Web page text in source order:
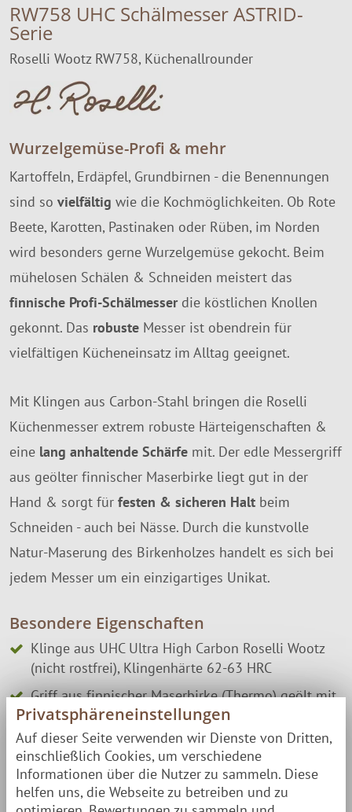
RW758 UHC Schälmesser ASTRID-
Serie
Roselli Wootz RW758, Küchenallrounder
Wurzelgemüse-Profi & mehr
Kartoffeln, Erdäpfel, Grundbirnen - die Benennungen
sind so vielfältig wie die Kochmöglichkeiten. Ob Rote
Beete, Karotten, Pastinaken oder Rüben, im Norden
wird besonders gerne Wurzelgemüse gekocht. Beim
mühelosen Schälen & Schneiden meistert das
finnische Profi-Schälmesserdie köstlichen Knollen
gekonnt. Das robuste Messer ist obendrein für
vielfältigen Kücheneinsatz im Alltag geeignet.
Mit Klingen aus Carbon-Stahl bringen die Roselli
Küchenmesser extrem robuste Härteigenschaften &
eine lang anhaltende Schärfe mit. Der edle Messergriff
aus geölter finnischer Maserbirke liegt gut in der
Hand & sorgt für festen & sicheren Halt beim
Schneiden - auch bei Nässe. Durch die kunstvolle
Natur-Maserung des Birkenholzes handelt es sich bei
jedem Messer um ein einzigartiges Unikat.
Besondere Eigenschaften
Klinge aus UHC Ultra High Carbon Roselli Wootz
(nicht rostfrei), Klingenhärte 62-63 HRC
Griff aus finnischer Maserbirke (Thermo) geölt mit
Leinsamenöl
inkl. hochwertiger Messer-Halter aus Birke (mit
Leinsamenöl behandelt)
Eckdaten
Privatsphäreneinstellungen
Auf dieser Seite verwenden wir Dienste von Dritten,
einschließlich Cookies, um verschiedene
Informationen über die Nutzer zu sammeln. Diese
helfen uns, die Webseite zu betreiben und zu